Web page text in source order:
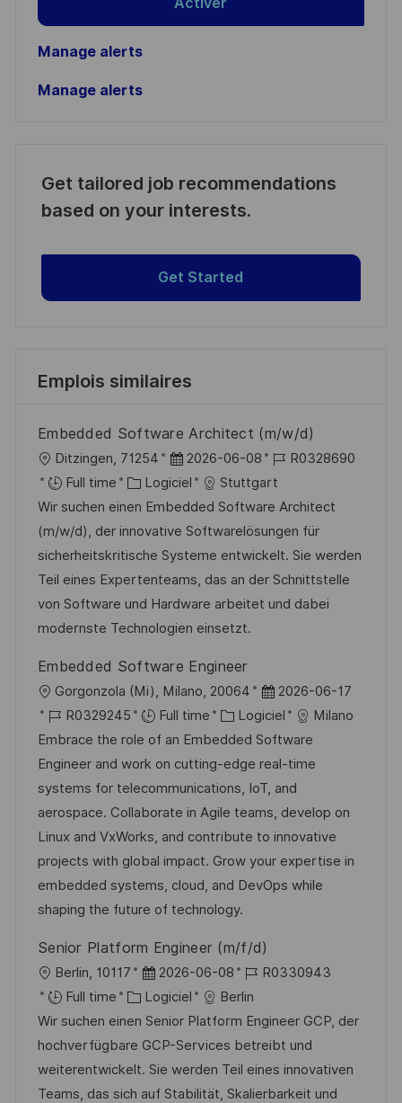
Manage alerts
Manage alerts
Get tailored job recommendations
based on your interests.
Get Started
Emplois similaires
Embedded Software Architect (m/w/d)
o
c
a
l
i
s
a
i
o
Ditzingen, 71254
D
a
t
e
d
’
a
f
i
c
h
a
g
e
2026-06-08
R
é
f
é
r
e
n
u
p
o
s
t
e
R0328690
Full time
C
a
t
é
g
o
r
e
Logiciel
Stuttgart
Wir suchen einen Embedded Software Architect
(m/w/d), der innovative Softwarelösungen für
sicherheitskritische Systeme entwickelt. Sie werden
Teil eines Expertenteams, das an der Schnittstelle
von Software und Hardware arbeitet und dabei
modernste Technologien einsetzt.
Embedded Software Engineer
o
c
a
l
i
s
a
t
i
n
Gorgonzola (Mi), Milano, 20064
D
a
t
e
d
’
a
f
f
h
a
e
2026-06-17
R
é
f
é
r
e
n
c
e
u
p
o
s
t
e
R0329245 Full time
C
a
t
é
g
o
r
i
e
Logiciel
Milano
Embrace the role of an Embedded Software
Engineer and work on cutting-edge real-time
systems for telecommunications, IoT, and
aerospace. Collaborate in Agile teams, develop on
Linux and VxWorks, and contribute to innovative
projects with global impact. Grow your expertise in
embedded systems, cloud, and DevOps while
shaping the future of technology.
Senior Platform Engineer (m/f/d)
o
c
a
l
i
Berlin, 10117
D
a
t
e
d
’
2026-06-08
R
é
f
é
r
e
R0330943
Full time
C
a
t
é
g
Logiciel
Berlin
Wir suchen einen Senior Platform Engineer GCP, der
hochverfügbare GCP-Services betreibt und
weiterentwickelt. Sie werden Teil eines innovativen
Teams, das sich auf Stabilität, Skalierbarkeit und